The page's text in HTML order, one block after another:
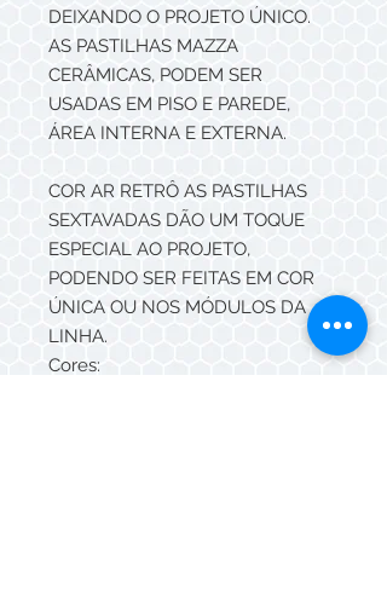
DEIXANDO O PROJETO ÚNICO.
AS PASTILHAS MAZZA
CERÂMICAS, PODEM SER
USADAS EM PISO E PAREDE,
ÁREA INTERNA E EXTERNA.
COR AR RETRÔ AS PASTILHAS
SEXTAVADAS DÃO UM TOQUE
ESPECIAL AO PROJETO,
PODENDO SER FEITAS EM COR
ÚNICA OU NOS MÓDULOS DA
LINHA.
Cores: